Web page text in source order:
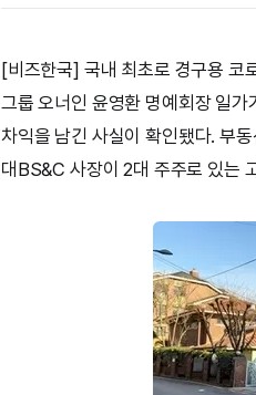
[비즈한국] 국내 최초로 경구용 코
그룹 오너인 윤영환 명예회장 일
차익을 남긴 사실이 확인됐다. 부
대BS&C 사장이 2대 주주로 있는